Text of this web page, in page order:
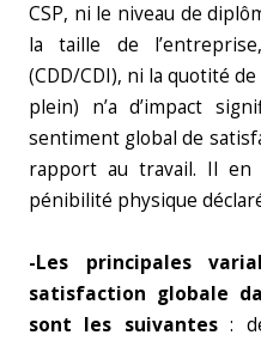
CSP, ni le niveau de
la taille de
(CDD/CDI), ni la quotité
plein) n’a d’impact
sentiment global de
rapport au travail. Il
pénibilité physique
-Les principales
satisfaction globale
sont les suivantes: